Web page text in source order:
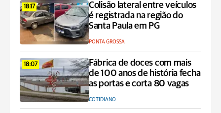
18:17
Colisão lateral entre veículos
é registrada na região do
Santa Paula em PG
PONTA GROSSA
18:07
Fábrica de doces com mais
de 100 anos de história fecha
as portas e corta 80 vagas
COTIDIANO